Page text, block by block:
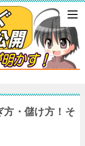
方・儲け方！そ